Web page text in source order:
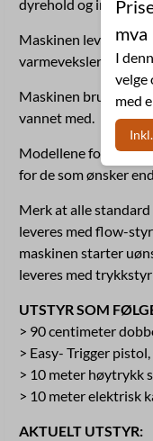
dyrehold og industri.
Maskinen leveres
varmeveksler.
Maskinen bruker en
vannet med.
Modellene for
for de som ønsker
Merk at alle
leveres med flow-
maskinen starter
leveres med
UTSTYR SOM
> 90 centimeter
> Easy- Trigger pistol,
> 10 meter høytrykk
> 10 meter elektrisk
AKTUELT UTSTYR:
mva
I
velge
med